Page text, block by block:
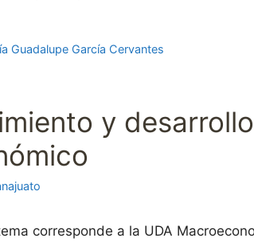
Guadalupe García Cervantes
y
corresponde a la UDA